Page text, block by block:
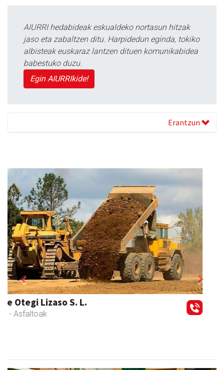
AIURRI hedabideak eskualdeko nortasun hitzak
jaso eta zabaltzen ditu. Harpidedun eginda, tokiko
albisteak euskaraz lantzen dituen komunikabidea
babestuko duzu.
Egin AIURRIkide!
Erantzun
Skinter ontziratzeak
Asteasu - Ontziratzeak
Previous Next